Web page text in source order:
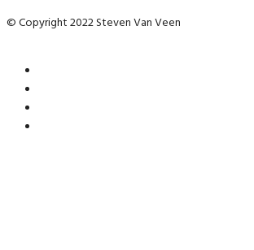
© Copyright 2022 Steven Van Veen